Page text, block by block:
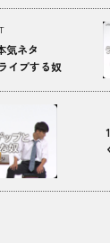
気ネタ
イブする奴